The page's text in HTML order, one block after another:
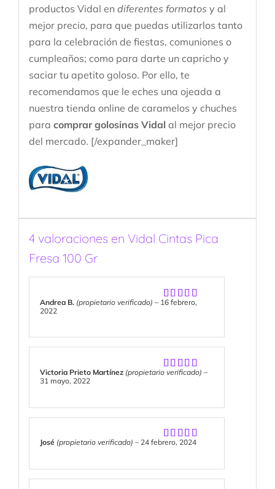
productos Vidal en diferentes formatos y al
mejor precio, para que puedas utilizarlos tanto
para la celebración de fiestas, comuniones o
cumpleaños; como para darte un capricho y
saciar tu apetito goloso. Por ello, te
recomendamos que le eches una ojeada a
nuestra tienda online de caramelos y chuches
para comprar golosinas Vidal al mejor precio
del mercado. [/expander_maker]
4 valoraciones en Vidal Cintas Pica
Fresa 100 Gr
Valorado
Andrea B. (propietario verificado) – 16 febrero,
2022
Valorado
Victoria Prieto Martínez (propietario verificado) –
31 mayo, 2022
Valorado
José (propietario verificado) – 24 febrero, 2024